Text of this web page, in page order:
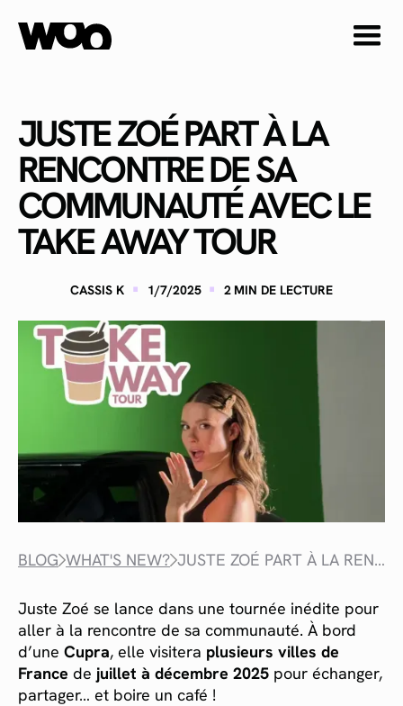
JUSTE ZOÉ PART À LA
RENCONTRE DE SA
COMMUNAUTÉ AVEC LE
TAKE AWAY TOUR
CASSIS K · 1/7/2025 · 2 MIN DE LECTURE
BLOG WHAT'S NEW? JUSTE ZOÉ PART À LA RENCONTRE DE SA COMMUNAUTÉ AVEC LE TAKE AWAY TOUR
Juste Zoé se lance dans une tournée inédite pour
aller à la rencontre de sa communauté. À bord
d’une Cupra, elle visitera plusieurs villes de
France de juillet à décembre 2025 pour échanger,
partager… et boire un café !